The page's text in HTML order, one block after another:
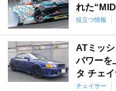
れた
役立つ情報
ATミッ
パワーを
タ チェ
チェイサー